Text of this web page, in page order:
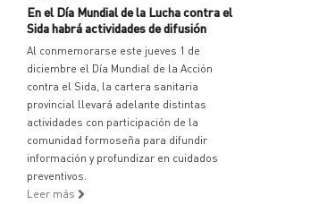
En el Día Mundial de la Lucha contra el
Sida habrá actividades de difusión
Al conmemorarse este jueves 1 de
diciembre el Día Mundial de la Acción
contra el Sida, la cartera sanitaria
provincial llevará adelante distintas
actividades con participación de la
comunidad formoseña para difundir
información y profundizar en cuidados
preventivos.
Leer más